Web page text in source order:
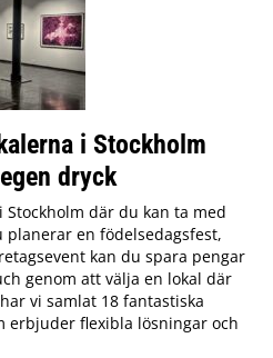
i Stockholm
dryck
där du kan ta med
planerar en födelsedagsfest,
kan du spara pengar
genom att välja en lokal där
vi samlat 18 fantastiska
erbjuder flexibla lösningar och